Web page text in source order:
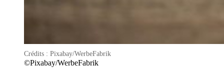
Crédits : Pixabay/WerbeFabrik
©Pixabay/WerbeFabrik